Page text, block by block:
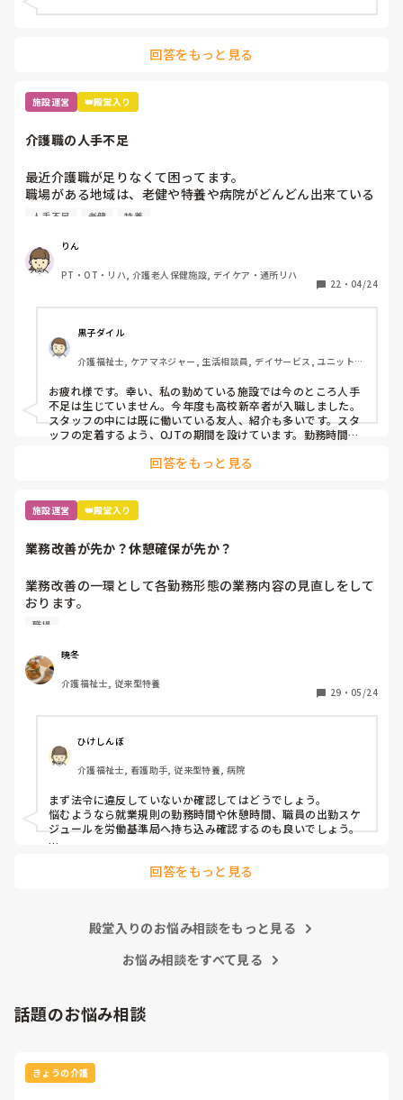
回答をもっと見る
施設運営 👑殿堂入り
介護職の人手不足
最近介護職が足りなくて困ってます。
職場がある地域は、老健や特養や病院がどんどん出来ている
ため、飽和状態です。
くなって来ており、記録が出来ないことや言葉遣いなどでト
ラブル続きです。
皆さんの職場はどうですか？
対策などしていますか？
人手不足 老健 特養
りん
PT・OT・リハ, 介護老人保健施設, デイケア・通所リハ
22 ・ 04/24
黒子ダイル
介護福祉士, ケアマネジャー, 生活相談員, デイサービス, ユニット型
お疲れ様です。幸い、私の勤めている施設では今のところ人手
不足は生じていません。今年度も高校新卒者が入職しました。
スタッフの中には既に働いている友人、紹介も多いです。スタ
ッフの定着するよう、OJTの期間を設けています。勤務時間に
ような工夫をしています。回答をもっと見る
施設運営 👑殿堂入り
業務改善が先か？休憩確保が先か？
業務改善の一環として各勤務形態の業務内容の見直しをして
おります。
を充実させたいとの意向があり、業務追加を求めてくるのに
対して、現場職員は休憩が設定されてないのはおかしいから
まずは休憩確保した上で業務改善するのが筋だとの意見があ
ちなみに三交代の夜勤です。明けが休みになる形態です。皆
さんのところでは休憩時間が確保できておりますか？その上
で業務改善に着手されておられますか？
ご意見お待ちしております。よろしくお願いします！
職場
暁冬
介護福祉士, 従来型特養
29 ・ 05/24
ひけしんぼ
介護福祉士, 看護助手, 従来型特養, 病院
まず法令に違反していないか確認してはどうでしょう。
悩むようなら就業規則の勤務時間や休憩時間、職員の出勤スケ
ジュールを労働基準局へ持ち込み確認するのも良いでしょう。
回答をもっと見る
殿堂入りのお悩み相談をもっと見る
お悩み相談をすべて見る
話題のお悩み相談
きょうの介護